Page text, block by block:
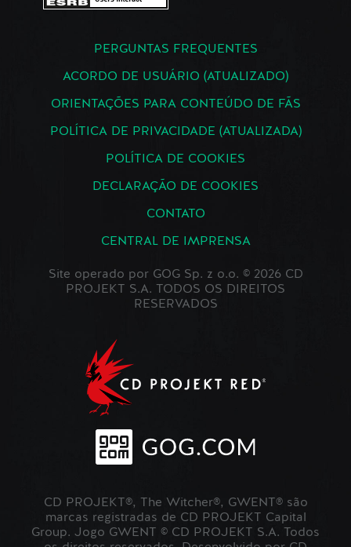
PERGUNTAS FREQUENTES
ACORDO DE USUÁRIO (ATUALIZADO)
ORIENTAÇÕES PARA CONTEÚDO DE FÃS
POLÍTICA DE PRIVACIDADE (ATUALIZADA)
POLÍTICA DE COOKIES
DECLARAÇÃO DE COOKIES
CONTATO
CENTRAL DE IMPRENSA
Site operado por GOG Sp. z o.o. © 2026 CD
PROJEKT S.A. TODOS OS DIREITOS
RESERVADOS
CD PROJEKT®, The Witcher®, GWENT® são
marcas registradas de CD PROJEKT Capital
Group. Jogo GWENT © CD PROJEKT S.A. Todos